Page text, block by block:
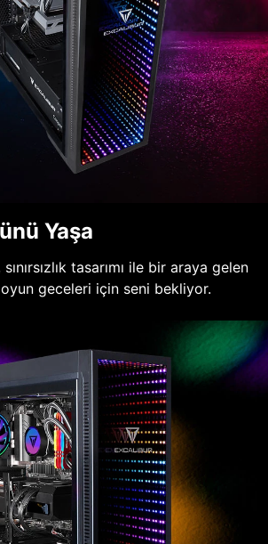
Yaşa
tasarımı ile bir araya gelen
geceleri için seni bekliyor.